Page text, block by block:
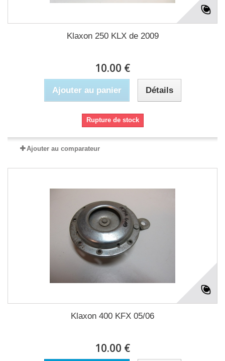
Klaxon 250 KLX de 2009
10.00 €
Ajouter au panier Détails
Rupture de stock
Ajouter au comparateur
Klaxon 400 KFX 05/06
10.00 €